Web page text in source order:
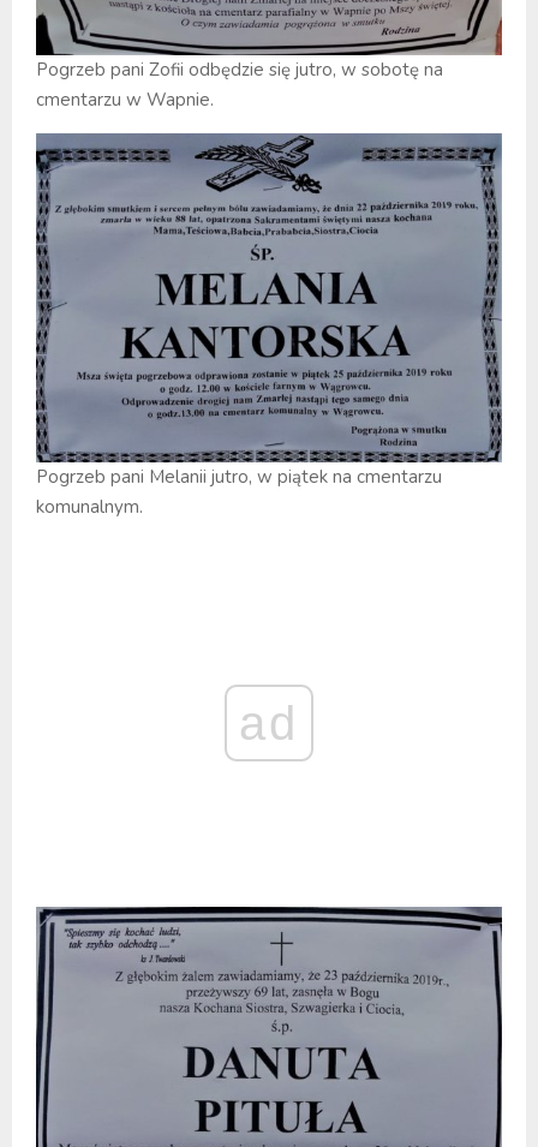
Pogrzeb pani Zofii odbędzie się jutro, w sobotę na
cmentarzu w Wapnie.
Pogrzeb pani Melanii jutro, w piątek na cmentarzu
komunalnym.
ad